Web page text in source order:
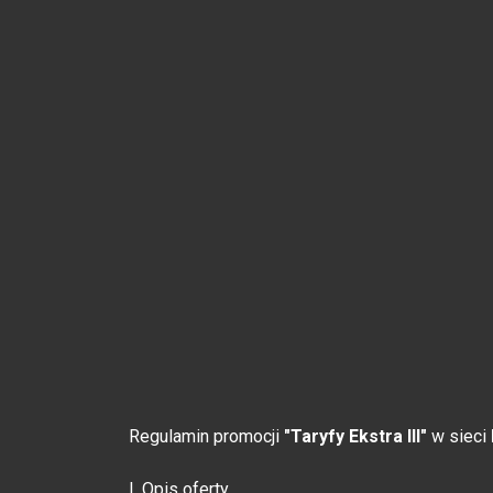
Regulamin promocji "Taryfy Ekstra III" w sieci
I. Opis oferty